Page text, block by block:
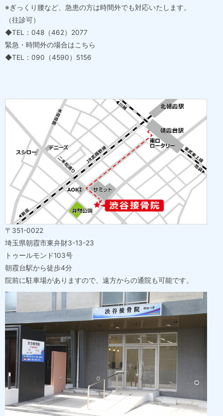
※ぎっくり腰など、急患の方は時間外でも対応いたします。
（往診可）
◆TEL：048（462）2077
緊急・時間外の場合はこちら
◆TEL：090（4590）5156
〒351-0022
埼玉県朝霞市東弁財3-13-23
トゥールモンド103号
朝霞台駅から徒歩4分
院前に駐車場がありますので、遠方からの通院も可能です。